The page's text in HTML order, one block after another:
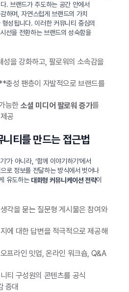
. 브랜드가 주도하는 공간 안에서
하며, 자연스럽게 브랜드의 가치
성됩니다. 이러한 커뮤니티 중심의
시선을 전환하는 브랜드의 성숙함을
을 강화하고, 팔로워의 소속감을
충성 팬층이 자발적으로 브랜드를
능한 소셜 미디어 팔로워 증가를
공
티를 만드는 접근법
’가 아니라, ‘함께 이야기하기’에서
로 정보를 전달하는 방식에서 벗어나
유도하는 대화형 커뮤니케이션 전략이
각을 묻는 질문형 게시물은 참여와
에 대한 답변을 적극적으로 제공해
프라인 밋업, 온라인 워크숍, Q&A
티 구성원의 콘텐츠를 공식
증대